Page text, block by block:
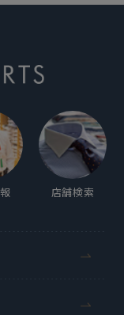
せ 店舗検索